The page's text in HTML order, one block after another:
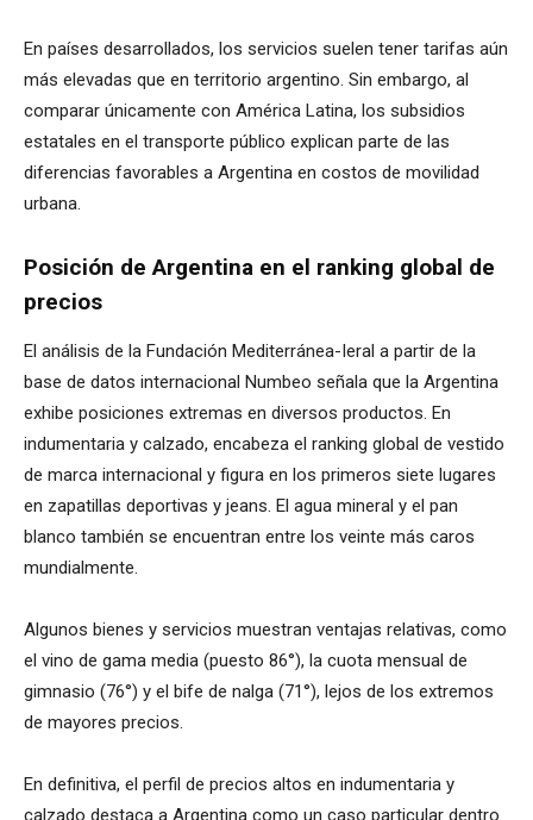
En países desarrollados, los servicios suelen tener tarifas aún
más elevadas que en territorio argentino. Sin embargo, al
comparar únicamente con América Latina, los subsidios
estatales en el transporte público explican parte de las
diferencias favorables a Argentina en costos de movilidad
urbana.
Posición de Argentina en el ranking global de
precios
El análisis de la Fundación Mediterránea-Ieral a partir de la
base de datos internacional Numbeo señala que la Argentina
exhibe posiciones extremas en diversos productos. En
indumentaria y calzado, encabeza el ranking global de vestido
de marca internacional y figura en los primeros siete lugares
en zapatillas deportivas y jeans. El agua mineral y el pan
blanco también se encuentran entre los veinte más caros
mundialmente.
Algunos bienes y servicios muestran ventajas relativas, como
el vino de gama media (puesto 86°), la cuota mensual de
gimnasio (76°) y el bife de nalga (71°), lejos de los extremos
de mayores precios.
En definitiva, el perfil de precios altos en indumentaria y
calzado destaca a Argentina como un caso particular dentro